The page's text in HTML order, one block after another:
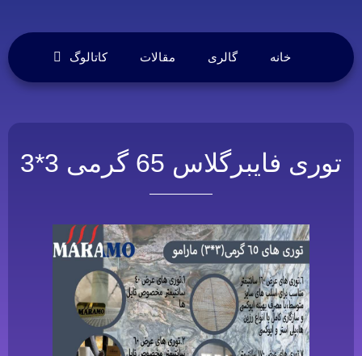
خانه گالری مقالات کاتالوگ
توری فایبرگلاس 65 گرمی 3*3